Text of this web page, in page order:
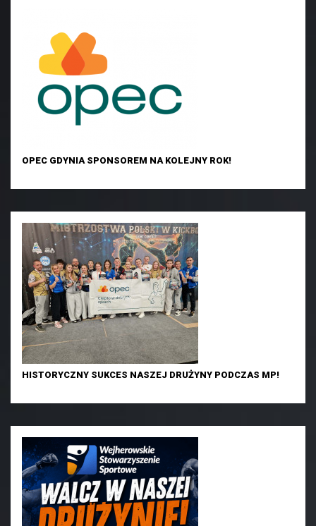
OPEC GDYNIA SPONSOREM NA KOLEJNY ROK!
HISTORYCZNY SUKCES NASZEJ DRUŻYNY PODCZAS MP!